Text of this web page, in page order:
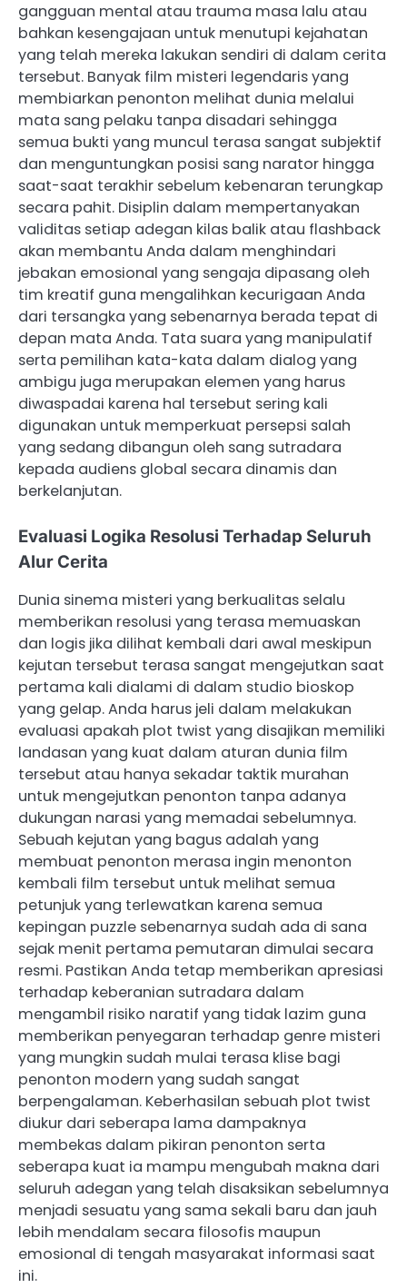
gangguan mental atau trauma masa lalu atau
bahkan kesengajaan untuk menutupi kejahatan
yang telah mereka lakukan sendiri di dalam cerita
tersebut. Banyak film misteri legendaris yang
membiarkan penonton melihat dunia melalui
mata sang pelaku tanpa disadari sehingga
semua bukti yang muncul terasa sangat subjektif
dan menguntungkan posisi sang narator hingga
saat-saat terakhir sebelum kebenaran terungkap
secara pahit. Disiplin dalam mempertanyakan
validitas setiap adegan kilas balik atau flashback
akan membantu Anda dalam menghindari
jebakan emosional yang sengaja dipasang oleh
tim kreatif guna mengalihkan kecurigaan Anda
dari tersangka yang sebenarnya berada tepat di
depan mata Anda. Tata suara yang manipulatif
serta pemilihan kata-kata dalam dialog yang
ambigu juga merupakan elemen yang harus
diwaspadai karena hal tersebut sering kali
digunakan untuk memperkuat persepsi salah
yang sedang dibangun oleh sang sutradara
kepada audiens global secara dinamis dan
berkelanjutan.
Evaluasi Logika Resolusi Terhadap Seluruh
Alur Cerita
Dunia sinema misteri yang berkualitas selalu
memberikan resolusi yang terasa memuaskan
dan logis jika dilihat kembali dari awal meskipun
kejutan tersebut terasa sangat mengejutkan saat
pertama kali dialami di dalam studio bioskop
yang gelap. Anda harus jeli dalam melakukan
evaluasi apakah plot twist yang disajikan memiliki
landasan yang kuat dalam aturan dunia film
tersebut atau hanya sekadar taktik murahan
untuk mengejutkan penonton tanpa adanya
dukungan narasi yang memadai sebelumnya.
Sebuah kejutan yang bagus adalah yang
membuat penonton merasa ingin menonton
kembali film tersebut untuk melihat semua
petunjuk yang terlewatkan karena semua
kepingan puzzle sebenarnya sudah ada di sana
sejak menit pertama pemutaran dimulai secara
resmi. Pastikan Anda tetap memberikan apresiasi
terhadap keberanian sutradara dalam
mengambil risiko naratif yang tidak lazim guna
memberikan penyegaran terhadap genre misteri
yang mungkin sudah mulai terasa klise bagi
penonton modern yang sudah sangat
berpengalaman. Keberhasilan sebuah plot twist
diukur dari seberapa lama dampaknya
membekas dalam pikiran penonton serta
seberapa kuat ia mampu mengubah makna dari
seluruh adegan yang telah disaksikan sebelumnya
menjadi sesuatu yang sama sekali baru dan jauh
lebih mendalam secara filosofis maupun
emosional di tengah masyarakat informasi saat
ini.